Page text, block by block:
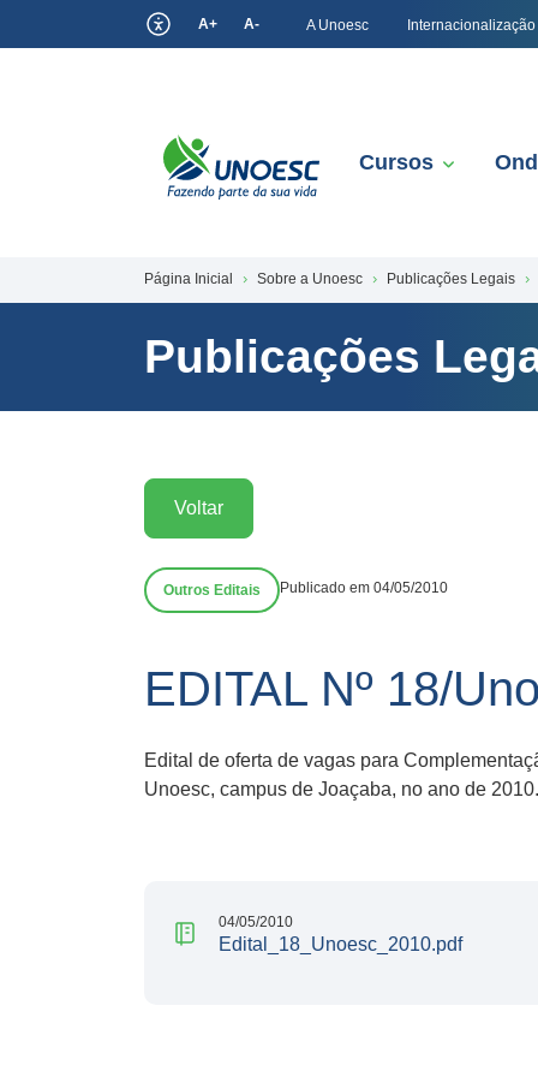
A+ A- A Unoesc Internacionalização
Cursos
Página Inicial Sobre a Unoesc Publicações Legais
Publicações
Voltar
Outros Editais Publicado em 04/05/2010
EDITAL Nº 18/
Edital de oferta de vagas para
Unoesc, campus de Joaçaba, no ano de 2010.
04/05/2010
Edital_18_Unoesc_2010.pdf